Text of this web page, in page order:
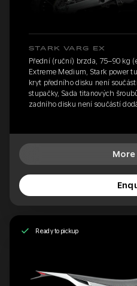
STARK VARG EX
Přední (ruční) brzda, 75–90 kg
Extreme Medium, Stark power
kryt předního disku není
stupačky, Sada titanových
zadního disku není součástí
Ready to pickup